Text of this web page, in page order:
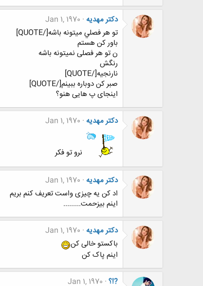
دکتر مهدیه Jan 1, 1970
تو هر فصلي ميتونه باشه[/QUOTE]
باور کن هستم
ن تو هر فصلی نمیتونه باشه
رنگش
نارنجیه[/QUOTE]
صبر كن دوباره ببينم[/QUOTE]
اینجای پ هایی هنو؟
دکتر مهدیه Jan 1, 1970
نرو تو فکر
دکتر مهدیه Jan 1, 1970
اد کن یه چیزی واست تعریف کنم بریم
اینم بیزحمت.........
دکتر مهدیه Jan 1, 1970
باکستو خالی کن
اینم پاک کن
?!؟ Jan 1, 1970